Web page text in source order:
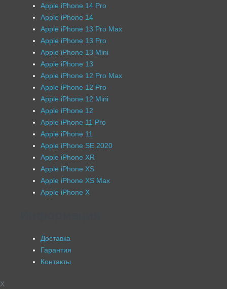
Apple iPhone 14 Pro
Apple iPhone 14
Apple iPhone 13 Pro Max
Apple iPhone 13 Pro
Apple iPhone 13 Mini
Apple iPhone 13
Apple iPhone 12 Pro Max
Apple iPhone 12 Pro
Apple iPhone 12 Mini
Apple iPhone 12
Apple iPhone 11 Pro
Apple iPhone 11
Apple iPhone SE 2020
Apple iPhone XR
Apple iPhone XS
Apple iPhone XS Max
Apple iPhone X
Доставка
Гарантия
Контакты
X